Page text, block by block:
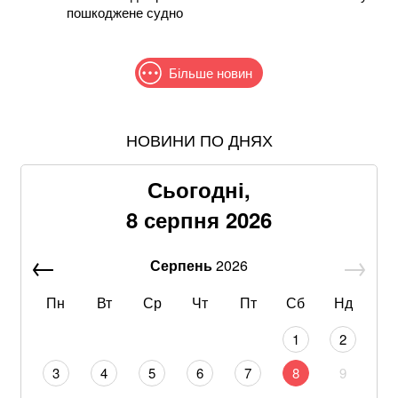
пошкоджене судно
Більше новин
Понад 9,2 млрд грн: що відомо про нову гучну
Хацкевич: Гуцуляк навіть не прийшов потиснути
Хвиля похолодання накриє Україну: Діденко назвала
Через повагу до Реалу: Родрі отримуватиме в
Google прибирає одну з найзручніших функцій
НОВИНИ ПО ДНЯХ
Сьогодні,
8 серпня 2026
Серпень2026
Пн
Вт Ср Чт Пт Сб Нд
1
2
3
4 5 6 7 8
9